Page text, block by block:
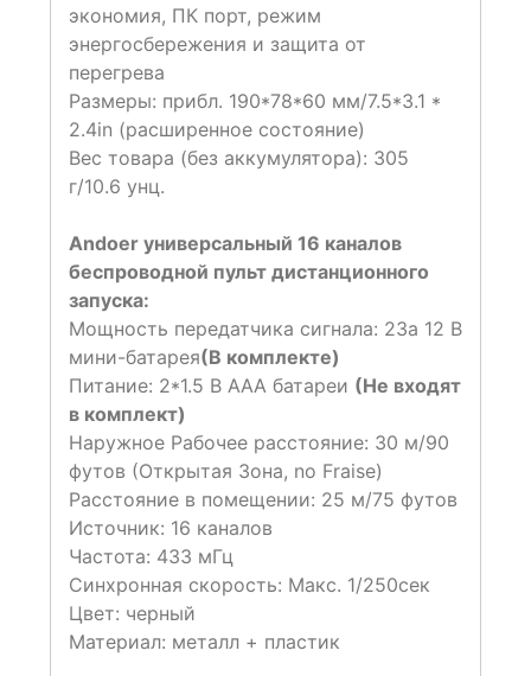
экономия, ПК порт, режим
энергосбережения и защита от
перегрева
Размеры: прибл. 190*78*60 мм/7.5*3.1 *
2.4in (расширенное состояние)
Вес товара (без аккумулятора): 305
г/10.6 унц.
Andoer универсальный 16 каналов
беспроводной пульт дистанционного
запуска:
Мощность передатчика сигнала: 23a 12 В
мини-батарея(В комплекте)
Питание: 2*1.5 В ААА батареи (Не входят
в комплект)
Наружное Рабочее расстояние: 30 м/90
футов (Открытая Зона, no Fraise)
Расстояние в помещении: 25 м/75 футов
Источник: 16 каналов
Частота: 433 мГц
Синхронная скорость: Макс. 1/250сек
Цвет: черный
Материал: металл + пластик